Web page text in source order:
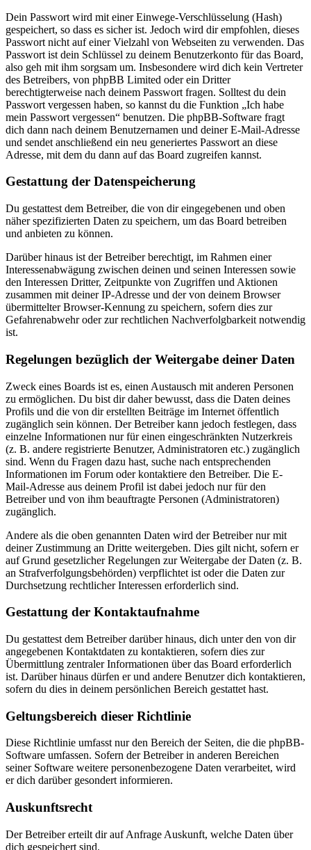
Dein Passwort wird mit einer Einwege-Verschlüsselung (Hash)
gespeichert, so dass es sicher ist. Jedoch wird dir empfohlen, dieses
Passwort nicht auf einer Vielzahl von Webseiten zu verwenden. Das
Passwort ist dein Schlüssel zu deinem Benutzerkonto für das Board,
also geh mit ihm sorgsam um. Insbesondere wird dich kein Vertreter
des Betreibers, von phpBB Limited oder ein Dritter
berechtigterweise nach deinem Passwort fragen. Solltest du dein
Passwort vergessen haben, so kannst du die Funktion „Ich habe
mein Passwort vergessen“ benutzen. Die phpBB-Software fragt
dich dann nach deinem Benutzernamen und deiner E-Mail-Adresse
und sendet anschließend ein neu generiertes Passwort an diese
Adresse, mit dem du dann auf das Board zugreifen kannst.
Gestattung der Datenspeicherung
Du gestattest dem Betreiber, die von dir eingegebenen und oben
näher spezifizierten Daten zu speichern, um das Board betreiben
und anbieten zu können.
Darüber hinaus ist der Betreiber berechtigt, im Rahmen einer
Interessenabwägung zwischen deinen und seinen Interessen sowie
den Interessen Dritter, Zeitpunkte von Zugriffen und Aktionen
zusammen mit deiner IP-Adresse und der von deinem Browser
übermittelter Browser-Kennung zu speichern, sofern dies zur
Gefahrenabwehr oder zur rechtlichen Nachverfolgbarkeit notwendig
ist.
Regelungen bezüglich der Weitergabe deiner Daten
Zweck eines Boards ist es, einen Austausch mit anderen Personen
zu ermöglichen. Du bist dir daher bewusst, dass die Daten deines
Profils und die von dir erstellten Beiträge im Internet öffentlich
zugänglich sein können. Der Betreiber kann jedoch festlegen, dass
einzelne Informationen nur für einen eingeschränkten Nutzerkreis
(z. B. andere registrierte Benutzer, Administratoren etc.) zugänglich
sind. Wenn du Fragen dazu hast, suche nach entsprechenden
Informationen im Forum oder kontaktiere den Betreiber. Die E-
Mail-Adresse aus deinem Profil ist dabei jedoch nur für den
Betreiber und von ihm beauftragte Personen (Administratoren)
zugänglich.
Andere als die oben genannten Daten wird der Betreiber nur mit
deiner Zustimmung an Dritte weitergeben. Dies gilt nicht, sofern er
auf Grund gesetzlicher Regelungen zur Weitergabe der Daten (z. B.
an Strafverfolgungsbehörden) verpflichtet ist oder die Daten zur
Durchsetzung rechtlicher Interessen erforderlich sind.
Gestattung der Kontaktaufnahme
Du gestattest dem Betreiber darüber hinaus, dich unter den von dir
angegebenen Kontaktdaten zu kontaktieren, sofern dies zur
Übermittlung zentraler Informationen über das Board erforderlich
ist. Darüber hinaus dürfen er und andere Benutzer dich kontaktieren,
sofern du dies in deinem persönlichen Bereich gestattet hast.
Geltungsbereich dieser Richtlinie
Diese Richtlinie umfasst nur den Bereich der Seiten, die die phpBB-
Software umfassen. Sofern der Betreiber in anderen Bereichen
seiner Software weitere personenbezogene Daten verarbeitet, wird
er dich darüber gesondert informieren.
Auskunftsrecht
Der Betreiber erteilt dir auf Anfrage Auskunft, welche Daten über
dich gespeichert sind.